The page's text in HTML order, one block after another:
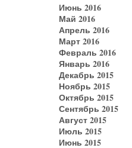
Июнь 2016
Май 2016
Апрель 2016
Март 2016
Февраль 2016
Январь 2016
Декабрь 2015
Ноябрь 2015
Октябрь 2015
Сентябрь 2015
Август 2015
Июль 2015
Июнь 2015